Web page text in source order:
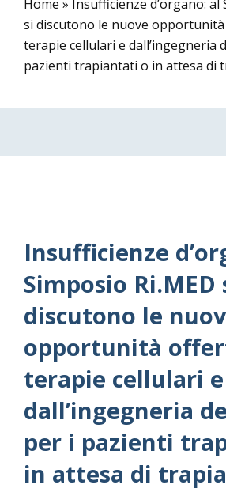
Home » Insufficienze d’organo: al
si discutono le nuove
terapie cellulari e dall’ingegneria
pazienti trapiantati o in attesa di
Insufficienze
Simposio Ri.MED
discutono le
opportunità
terapie cellulari e
dall’ingegneria
per i pazienti
in attesa di